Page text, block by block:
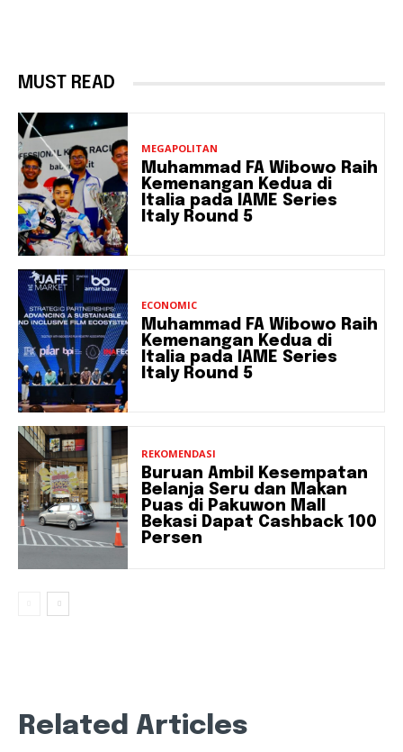
MUST READ
MEGAPOLITAN
Muhammad FA Wibowo Raih
Kemenangan Kedua di
Italia pada IAME Series
Italy Round 5
ECONOMIC
Muhammad FA Wibowo Raih
Kemenangan Kedua di
Italia pada IAME Series
Italy Round 5
REKOMENDASI
Buruan Ambil Kesempatan
Belanja Seru dan Makan
Puas di Pakuwon Mall
Bekasi Dapat Cashback 100
Persen
Related Articles